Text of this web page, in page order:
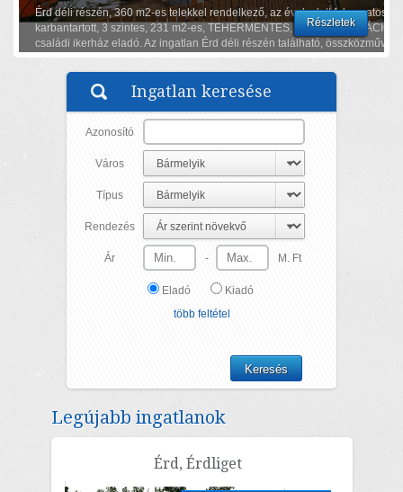
Érd déli részén, 360 m2-es telekkel rendelkező, az évek alatt folyamatosan
karbantartott, 3 szintes, 231 m2-es, TEHERMENTES, TÖBB GENERÁCIÓS
családi ikerház eladó. Az ingatlan Érd déli részén található, összközműves,
rendkívül jó közlekedési és infrastrukturális adottságokkal rendelkezik.
Részletek
Ingatlan keresése
Azonosító
Város
Típus
Rendezés
Ár - M. Ft
Eladó
Kiadó
több feltétel
Legújabb ingatlanok
Érd, Érdliget